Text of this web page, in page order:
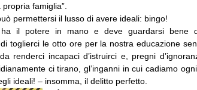
famiglia”.
permettersi il lusso di avere ideali: bingo!
il potere in mano e deve guardarsi bene
di toglierci le otto ore per la nostra educazione
renderci incapaci d’istruirci e, pregni
ci tirano, gl’inganni in cui cadiamo
ideali! – insomma, il delitto perfetto.